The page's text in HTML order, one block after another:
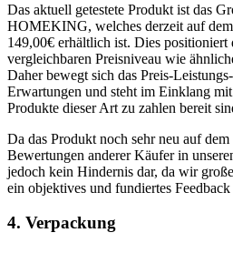
Das aktuell getestete Produkt ist das
HOMEKING, welches derzeit auf
149,00€ erhältlich ist. Dies positioniert
vergleichbaren Preisniveau wie
Daher bewegt sich das Preis-
Erwartungen und steht im Einklang
Produkte dieser Art zu zahlen bereit
Da das Produkt noch sehr neu auf
Bewertungen anderer Käufer in
jedoch kein Hindernis dar, da wir
ein objektives und fundiertes Feedback
4. Verpackung